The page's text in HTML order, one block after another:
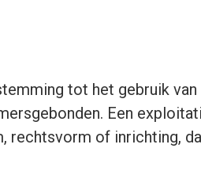
tot het gebruik
Een
of inrichting,